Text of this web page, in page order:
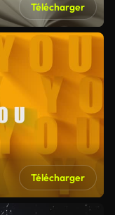
Télécharger
Télécharger